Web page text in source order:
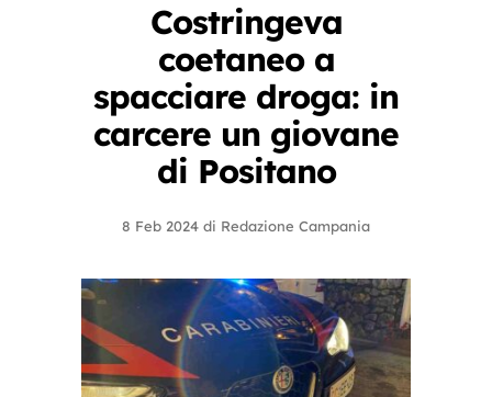
Costringeva
coetaneo a
spacciare droga: in
carcere un giovane
di Positano
8 Feb 2024 di Redazione Campania